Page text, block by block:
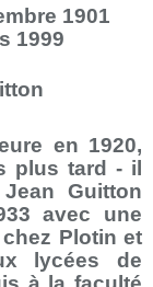
1901
1999
en 1920,
plus tard - il
Guitton
avec une
Plotin et
lycées de